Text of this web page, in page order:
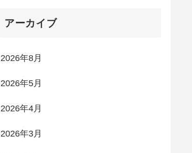
アーカイブ
2026年8月
2026年5月
2026年4月
2026年3月